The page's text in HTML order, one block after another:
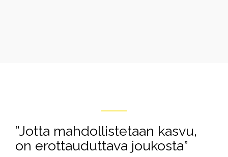
”Jotta mahdollistetaan kasvu,
on erottauduttava joukosta”